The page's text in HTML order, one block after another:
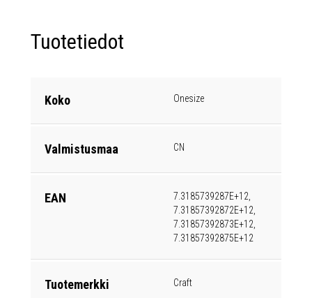
Tuotetiedot
Koko Onesize
Valmistusmaa CN
EAN
7.3185739287E+12,
7.31857392872E+12,
7.31857392873E+12,
7.31857392875E+12
Tuotemerkki Craft